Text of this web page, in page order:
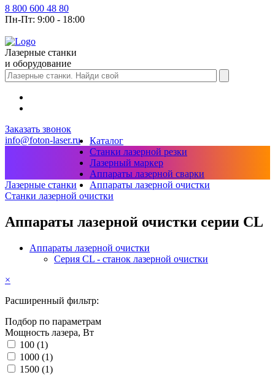
8 800 600 48 80
Пн-Пт: 9:00 - 18:00
Лазерные станки
и оборудование
Заказать звонок
info@foton-laser.ru
Каталог
Станки лазерной резки
Лазерный маркер
Аппараты лазерной сварки
Аппараты лазерной очистки
Лазерные станки
Станки лазерной очистки
Аппараты лазерной очистки серии CL
Аппараты лазерной очистки
Серия CL - станок лазерной очистки
×
Расширенный фильтр:
Подбор по параметрам
Мощность лазера, Вт
100 (1)
1000 (1)
1500 (1)